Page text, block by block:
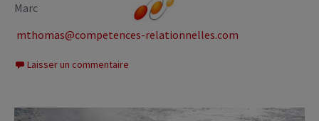
Marc
mthomas@competences-relationnelles.com
Laisser un commentaire